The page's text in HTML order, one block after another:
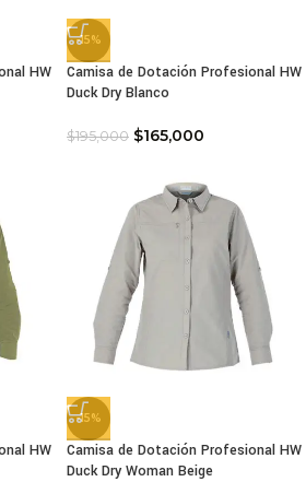
HW
-15%
Camisa de Dotación Profesional HW
Duck Dry Blanco
$195,000 $165,000
HW
-15%
Camisa de Dotación Profesional HW
Duck Dry Woman Beige